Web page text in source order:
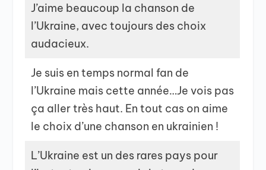
J’aime beaucoup la chanson de
l’Ukraine, avec toujours des choix
audacieux.
Je suis en temps normal fan de
l’Ukraine mais cette année…Je vois pas
ça aller très haut. En tout cas on aime
le choix d’une chanson en ukrainien !
L’Ukraine est un des rares pays pour